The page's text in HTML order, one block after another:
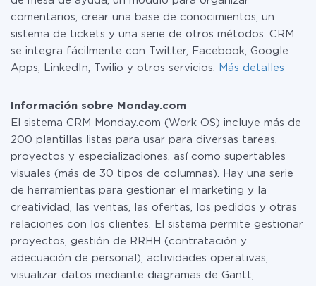
comentarios, crear una base de conocimientos, un
sistema de tickets y una serie de otros métodos. CRM
se integra fácilmente con Twitter, Facebook, Google
Apps, LinkedIn, Twilio y otros servicios.
Más detalles
Información sobre Monday.com
El sistema CRM Monday.com (Work OS) incluye más de
200 plantillas listas para usar para diversas tareas,
proyectos y especializaciones, así como supertables
visuales (más de 30 tipos de columnas). Hay una serie
de herramientas para gestionar el marketing y la
creatividad, las ventas, las ofertas, los pedidos y otras
relaciones con los clientes. El sistema permite gestionar
proyectos, gestión de RRHH (contratación y
adecuación de personal), actividades operativas,
visualizar datos mediante diagramas de Gantt,